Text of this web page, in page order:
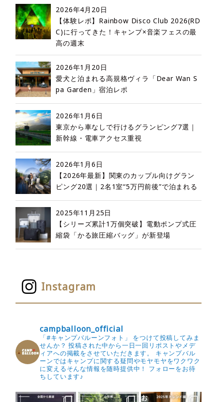
2026年4月20日
【体験レポ】Rainbow Disco Club 2026(RD
C)に行ってきた！キャンプ×音楽フェスの最
高の週末
2026年1月20日
愛犬と泊まれる高規格ヴィラ「Dear Wan S
pa Garden」宿泊レポ
2026年1月6日
東京から車なしで行けるグランピング7選｜
新幹線・電車アクセス重視
2026年1月6日
【2026年最新】関東のカップル向けグラン
ピング20選｜2名1室“5万円前後”で泊まれる
2025年11月25日
【シリーズ累計1万個突破】電動ポンプ式圧
縮袋「かる旅圧縮バッグ」が新登場
Instagram
campballoon_official
「#キャンプバルーンフォト」 をつけて投稿してみま
せんか？ 投稿された中から一日一回リポストやメデ
ィアへの掲載をさせていただきます。
キャンプバル
ーンではキャンプに関する疑問やモヤモヤをワクワク
に変えるそんな情報を随時提供中！
フォローをお待
ちしています♪